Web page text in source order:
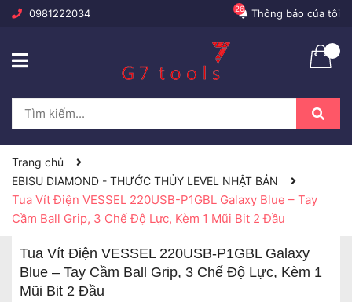
0981222034 Thông báo của tôi
26
Trang chủ
EBISU DIAMOND - THƯỚC THỦY LEVEL NHẬT BẢN
Tua Vít Điện VESSEL 220USB-P1GBL Galaxy Blue – Tay
Cầm Ball Grip, 3 Chế Độ Lực, Kèm 1 Mũi Bit 2 Đầu
Tua Vít Điện VESSEL 220USB-P1GBL Galaxy
Blue – Tay Cầm Ball Grip, 3 Chế Độ Lực, Kèm 1
Mũi Bit 2 Đầu